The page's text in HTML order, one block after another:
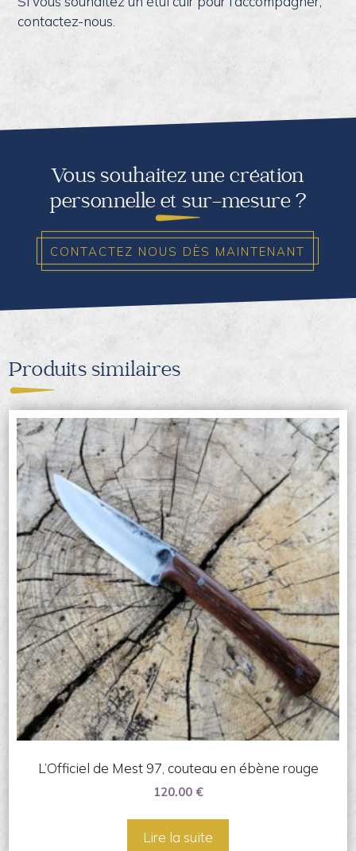
contactez-nous.
Vous souhaitez une création
personnelle et sur-mesure ?
CONTACTEZ NOUS DÈS MAINTENANT
Produits similaires
L’Officiel de Mest 97, couteau en ébène rouge
120.00 €
Lire la suite